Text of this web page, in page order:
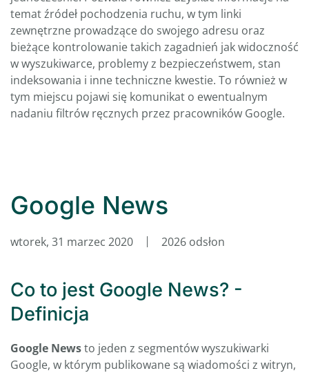
temat źródeł pochodzenia ruchu, w tym linki
zewnętrzne prowadzące do swojego adresu oraz
bieżące kontrolowanie takich zagadnień jak widoczność
w wyszukiwarce, problemy z bezpieczeństwem, stan
indeksowania i inne techniczne kwestie. To również w
tym miejscu pojawi się komunikat o ewentualnym
nadaniu filtrów ręcznych przez pracowników Google.
Google News
wtorek, 31 marzec 2020 2026 odsłon
Co to jest Google News? -
Definicja
Google Newsto jeden z segmentów wyszukiwarki
Google, w którym publikowane są wiadomości z witryn,